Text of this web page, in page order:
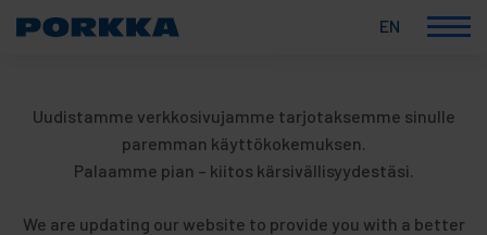
content
Korkealaatuiset
EN
Uudistamme verkkosivujamme tarjotaksemme sinulle
paremman käyttökokemuksen.
Palaamme pian – kiitos kärsivällisyydestäsi.
We are updating our website to provide you with a better